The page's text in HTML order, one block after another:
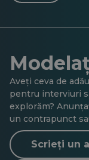
Aveți ceva de
pentru interviuri
explorăm?
un contrapunct
Scrieți un